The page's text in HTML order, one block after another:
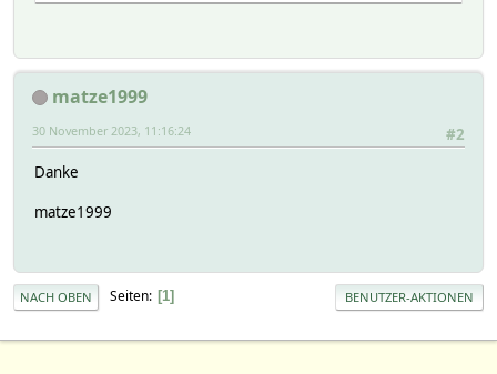
matze1999
#2
30 November 2023, 11:16:24
Danke
matze1999
NACH OBEN Seiten 1 BENUTZER-AKTIONEN